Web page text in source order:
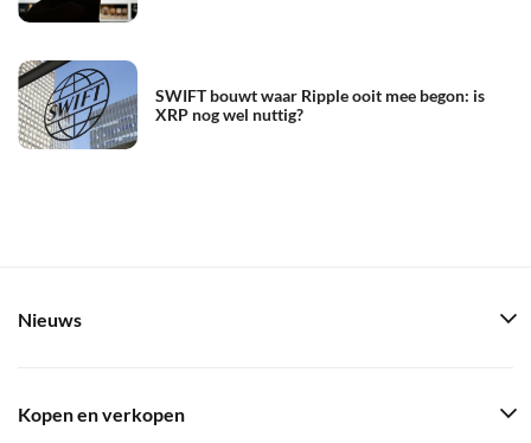
SWIFT bouwt waar Ripple ooit mee begon: is
XRP nog wel nuttig?
Nieuws
Kopen en verkopen